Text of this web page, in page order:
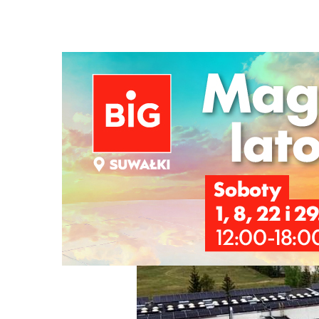
Ścieżka
nawigacyjna
Strona główna Z życia miasta /
Z ŻYCIA MIASTA 12/05/2026 / 4 Komentarzy
Oświadczenie szpitala w sprawie